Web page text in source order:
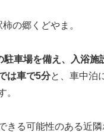
の郷くどやま。
駐車場を備え、入浴施
は車で5分と、車中泊
。
きる可能性のある近